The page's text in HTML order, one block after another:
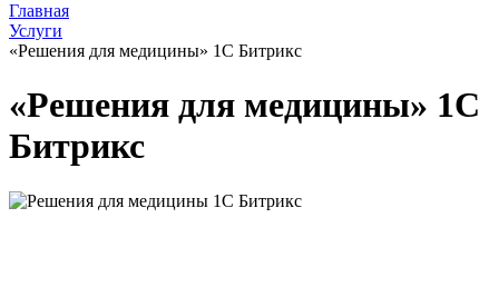
Главная
Услуги
«Решения для медицины» 1С Битрикс
«Решения для медицины» 1С
Битрикс